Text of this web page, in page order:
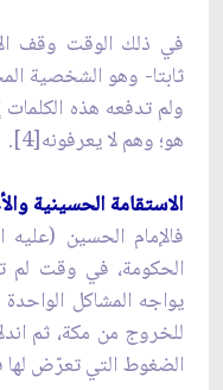
في ذلك الوقت وقف
ثابتا- وهو الشخصية
ولم تدفعه هذه
هو؛ وهم لا يعرفونه[4].
الاستقامة الحسينية
فالإمام الحسين
الحكومة، في وقت لم
يواجه المشاكل
للخروج من مكة، ثم
الضغوط التي تعرّض لها